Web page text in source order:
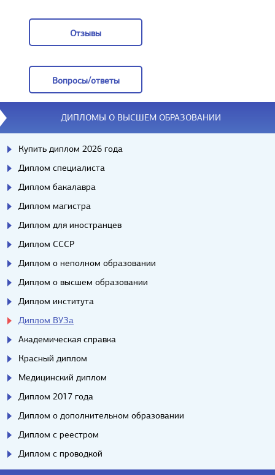
Отзывы
Вопросы/ответы
Вопросы/ответы
ДИПЛОМЫ О ВЫСШЕМ ОБРАЗОВАНИИ
Купить диплом 2026 года
Диплом специалиста
Диплом бакалавра
Диплом магистра
Диплом для иностранцев
Диплом СССР
Диплом о неполном образовании
Диплом о высшем образовании
Диплом института
Диплом ВУЗа
Академическая справка
Красный диплом
Медицинский диплом
Диплом 2017 года
Диплом о дополнительном образовании
Диплом с реестром
Диплом с проводкой